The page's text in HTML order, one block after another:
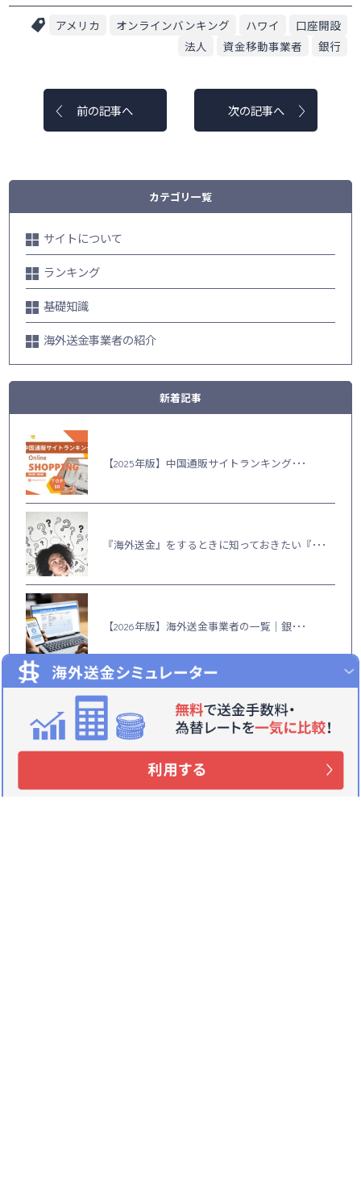
アメリカ オンラインバンキング ハワイ
口座開設
法人
資金移動事業者 銀行
前の記事へ 次の記事へ
カテゴリ一覧
サイトについて
ランキング
基礎知識
海外送金事業者の紹介
新着記事
【2025年版】中国通販サイトランキング･･･
『海外送金』をするときに知っておきたい『･･･
【2026年版】海外送金事業者の一覧｜銀･･･
【Q＆A】海外送金とは？送金できない国・･･･
海外赴任時の日本のクレジットカード｜その･･･